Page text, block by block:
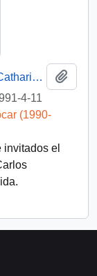
[Cartas de invitación a almuerzo en St Catharine's College, Cambridge].
4-11
(1990-
el